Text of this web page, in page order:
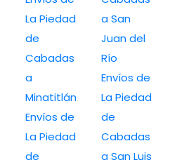
La Piedad
de
Cabadas
a
Minatitlán
Envíos de
La Piedad
de
a San
Juan del
Río
Envíos de
La Piedad
de
Cabadas
a San Luis